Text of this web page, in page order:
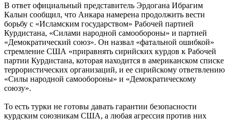
В ответ официальный представитель Эрдогана Ибрагим
Калын сообщил, что Анкара намерена продолжить вести
борьбу с «Исламским государством» Рабочей партией
Курдистана, «Силами народной самообороны» и партией
«Демократический союз». Он назвал «фатальной ошибкой»
стремление США «приравнять сирийских курдов к Рабочей
партии Курдистана, которая находится в американском списке
террористических организаций, и ее сирийскому ответвлению
«Силы народной самообороны» и «Демократическому
союзу».
То есть турки не готовы давать гарантии безопасности
курдским союзникам США, а любая агрессия против них